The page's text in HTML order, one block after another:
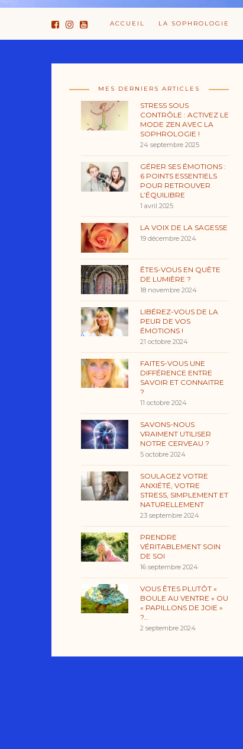
ACCUEIL LA SOPHROLOGIE
MES DERNIERS ARTICLES
STRESS SOUS
CONTRÔLE : ACTIVEZ LE
MODE ZEN AVEC LA
SOPHROLOGIE !
24 septembre 2025
GÉRER SES ÉMOTIONS :
6 POINTS ESSENTIELS
POUR RETROUVER
L’ÉQUILIBRE
1 avril 2025
LA VOIX DE LA SAGESSE
19 décembre 2024
ÊTES-VOUS EN QUÊTE
DE LUMIÈRE ?
18 novembre 2024
LIBÉREZ-VOUS DE LA
PEUR DE VOS
ÉMOTIONS !
21 octobre 2024
FAITES-VOUS UNE
DIFFÉRENCE ENTRE
SAVOIR ET CONNAITRE
?
11 octobre 2024
SAVONS-NOUS
VRAIMENT UTILISER
NOTRE CERVEAU ?
5 octobre 2024
SOULAGEZ VOTRE
ANXIÉTÉ, VOTRE
STRESS, SIMPLEMENT ET
NATURELLEMENT
23 septembre 2024
PRENDRE
VÉRITABLEMENT SOIN
DE SOI
16 septembre 2024
VOUS ÊTES PLUTÔT «
BOULE AU VENTRE » OU
« PAPILLONS DE JOIE »
?…
2 septembre 2024